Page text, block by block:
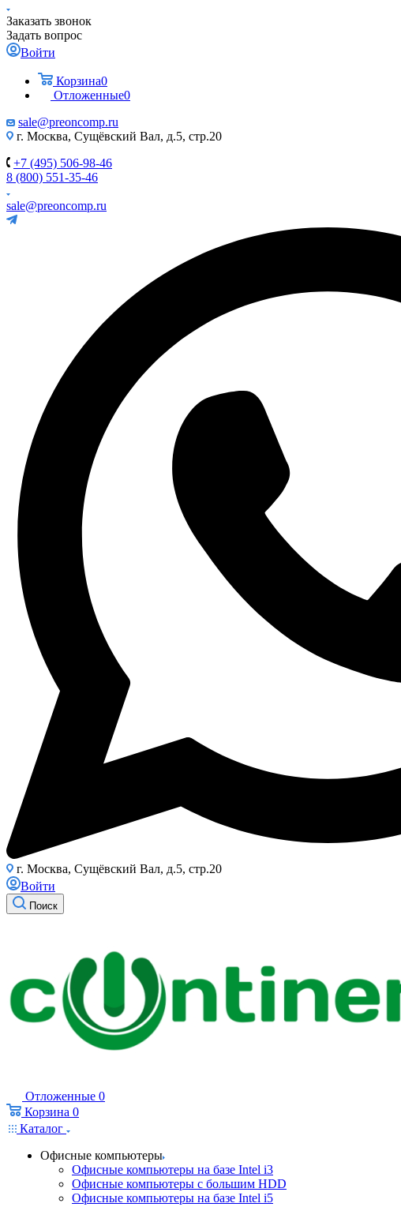
Заказать звонок
Задать вопрос
Войти
Корзина0
Отложенные0
sale@preoncomp.ru
г. Москва, Сущёвский Вал, д.5, стр.20
+7 (495) 506-98-46
8 (800) 551-35-46
sale@preoncomp.ru
г. Москва, Сущёвский Вал, д.5, стр.20
Войти
Поиск
Отложенные 0
Корзина 0
Каталог
Офисные компьютеры
Офисные компьютеры на базе Intel i3
Офисные компьютеры с большим HDD
Офисные компьютеры на базе Intel i5